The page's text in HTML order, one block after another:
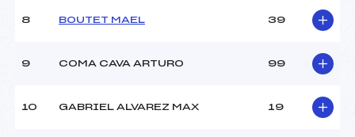
Ouvreurs C :
FITE JULIETTE (PE)
ALAUX LOUISE (PE)
8 BOUTET MAEL 39
9 COMA CAVA ARTURO 99
10 GABRIEL ALVAREZ MAX 19